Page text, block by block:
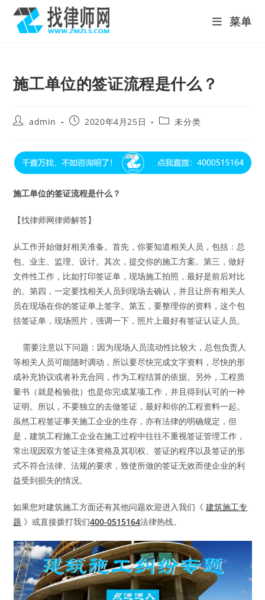
content
菜单
施工单位的签证流程是什么？
Postadmin
Post2020年4月25日
Post未分类
施工单位的签证流程是什么？
【找律师网律师解答】
从工作开始做好相关准备。首先，你要知道相关人员，包括：总
包、业主、监理、设计。其次，提交你的施工方案。第三，做好
文件性工作，比如打印签证单，现场施工拍照，最好是前后对比
的。第四，一定要找相关人员到现场去确认，并且让所有相关人
员在现场在你的签证单上签字。第五，要整理你的资料，这个包
括签证单，现场照片，强调一下，照片上最好有签证认证人员。
需要注意以下问题：因为现场人员流动性比较大，总包负责人
等相关人员可能随时调动，所以要尽快完成文字资料，尽快的形
成补充协议或者补充合同，作为工程结算的依据。另外，工程质
量书（就是检验批）也是你完成某项工作，并且得到认可的一种
证明。所以，不要独立的去做签证，最好和你的工程资料一起。
虽然工程签证事关施工企业的生存，亦有法律的明确规定，但
是，建筑工程施工企业在施工过程中往往不重视签证管理工作，
常出现因双方签证主体资格及其职权、签证的程序以及签证的形
式不符合法律、法规的要求，致使所做的签证无效而使企业的利
益受到损失的情况。
如果您对建筑施工方面还有其他问题欢迎进入我们《建筑施工专
题 》或直接拨打我们400-0515164法律热线。